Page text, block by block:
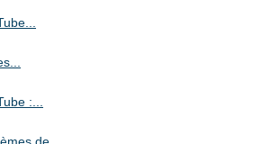
:...
de...